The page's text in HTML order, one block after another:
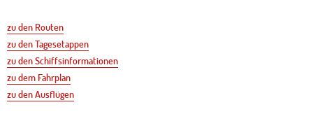
zu den Routen
zu den Tagesetappen
zu den Schiffsinformationen
zu dem Fahrplan
zu den Ausflügen